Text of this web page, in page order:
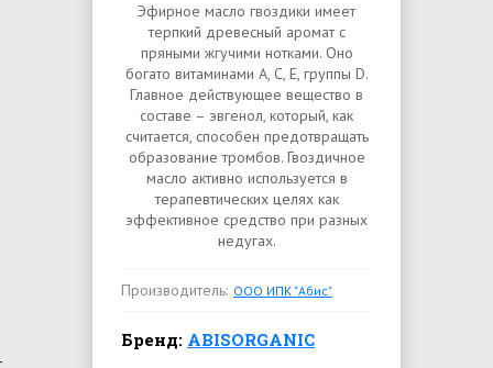
Эфирное масло гвоздики имеет
терпкий древесный аромат с
пряными жгучими нотками. Оно
богато витаминами A, C, E, группы D.
Главное действующее вещество в
составе – эвгенол, который, как
считается, способен предотвращать
образование тромбов. Гвоздичное
масло активно используется в
терапевтических целях как
эффективное средство при разных
недугах.
Производитель: ООО ИПК "Абис"
Бренд: ABISORGANIC